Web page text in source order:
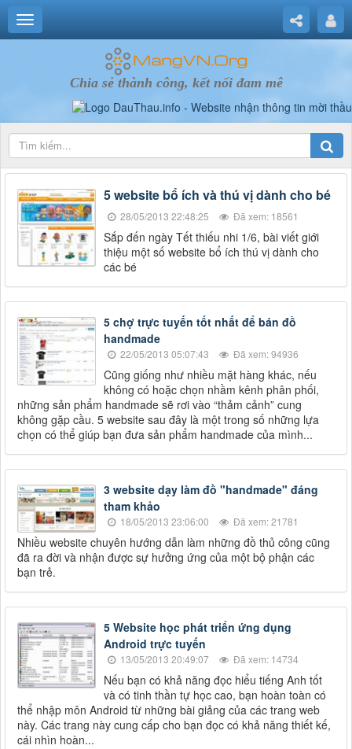
Chia sẻ thành công, kết nối đam mê
5 website bổ ích và thú vị dành cho bé
28/05/2013 22:48:25 Đã xem: 18561
Sắp đến ngày Tết thiếu nhi 1/6, bài viết giới
thiệu một số website bổ ích thú vị dành cho
các bé
5 chợ trực tuyến tốt nhất để bán đồ
handmade
22/05/2013 05:07:43 Đã xem: 94936
Cũng giống như nhiều mặt hàng khác, nếu
không có hoặc chọn nhầm kênh phân phối,
những sản phẩm handmade sẽ rơi vào “thảm cảnh” cung
không gặp cầu. 5 website sau đây là một trong số những lựa
chọn có thể giúp bạn đưa sản phẩm handmade của mình...
3 website dạy làm đồ "handmade" đáng
tham khảo
18/05/2013 23:06:00 Đã xem: 21781
Nhiều website chuyên hướng dẫn làm những đồ thủ công cũng
đã ra đời và nhận được sự hưởng ứng của một bộ phận các
bạn trẻ.
5 Website học phát triển ứng dụng
Android trực tuyến
13/05/2013 20:49:07 Đã xem: 14734
Nếu bạn có khả năng đọc hiểu tiếng Anh tốt
và có tinh thần tự học cao, bạn hoàn toàn có
thể nhập môn Android từ những bài giảng của các trang web
này. Các trang này cung cấp cho bạn đọc có khả năng thiết kế,
cái nhìn hoàn...